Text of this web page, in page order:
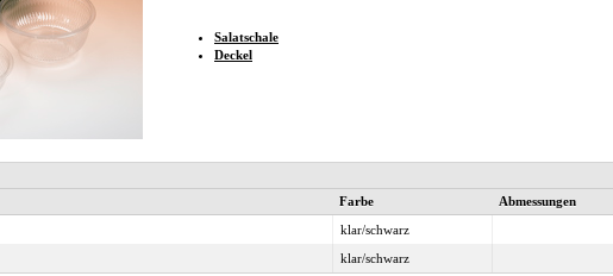
Salatschale
Deckel
Farbe Abmessungen
klar/schwarz
klar/schwarz